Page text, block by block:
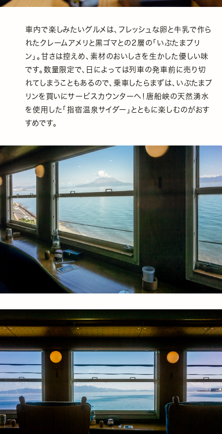
車内で楽しみたいグルメは、フレッシュな卵と牛乳で作ら
れたクレームアメリと黒ゴマとの２層の「いぶたまプリ
ン」。甘さは控えめ、素材のおいしさを生かした優しい味
です。数量限定で、日によっては列車の発車前に売り切
れてしまうこともあるので、乗車したらまずは、いぶたまプ
リンを買いにサービスカウンターへ！唐船峡の天然湧水
を使用した「指宿温泉サイダー」とともに楽しむのがおす
すめです。